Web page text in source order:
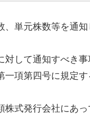
、単元株数等を通知
対して通知すべき事
項第四号に規定
式発行会社にあ